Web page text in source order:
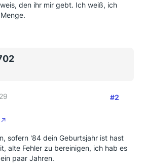
den ihr mir gebt. Ich weiß, ich
#2
sofern '84 dein Geburtsjahr ist hast
alte Fehler zu bereinigen, ich hab es
paar Jahren.